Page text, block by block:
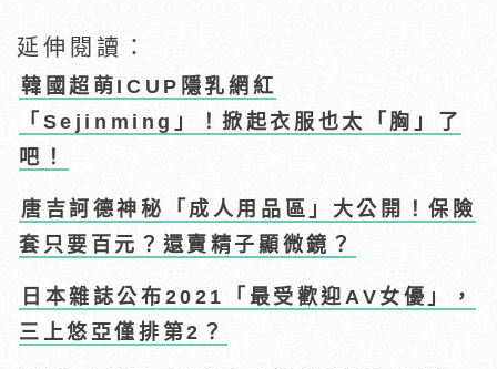
延伸閱讀：
韓國超萌ICUP隱乳網紅
「Sejinming」！掀起衣服也太「胸」了
吧！
唐吉訶德神秘「成人用品區」大公開！保險
套只要百元？還賣精子顯微鏡？
日本雜誌公布2021「最受歡迎AV女優」，
三上悠亞僅排第2？